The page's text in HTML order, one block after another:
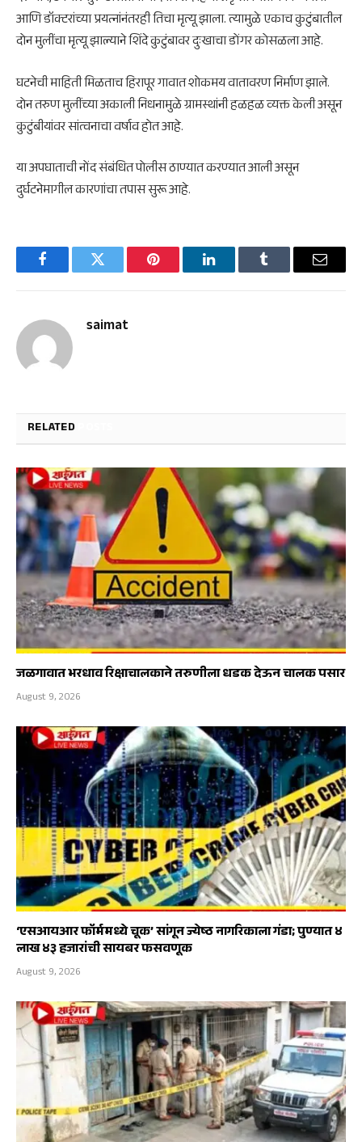
आणि डॉक्टरांच्या प्रयत्नांनंतरही तिचा मृत्यू झाला. त्यामुळे एकाच कुटुंबातील
दोन मुलींचा मृत्यू झाल्याने शिंदे कुटुंबावर दुःखाचा डोंगर कोसळला आहे.
घटनेची माहिती मिळताच हिरापूर गावात शोकमय वातावरण निर्माण झाले.
दोन तरुण मुलींच्या अकाली निधनामुळे ग्रामस्थांनी हळहळ व्यक्त केली असून
कुटुंबीयांवर सांत्वनाचा वर्षाव होत आहे.
या अपघाताची नोंद संबंधित पोलीस ठाण्यात करण्यात आली असून
दुर्घटनेमागील कारणांचा तपास सुरू आहे.
FacebookTwitter Pinterest LinkedInTumblr Email
saimat
RELATED
जळगावात भरधाव रिक्षाचालकाने तरुणीला धडक देऊन चालक पसार
August 9, 2026
‘एसआयआर फॉर्ममध्ये चूक’ सांगून ज्येष्ठ नागरिकाला गंडा; पुण्यात ४
लाख ४३ हजारांची सायबर फसवणूक
August 9, 2026